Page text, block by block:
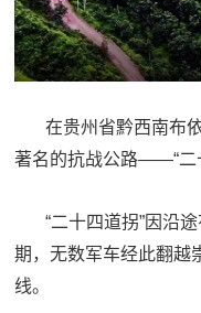
国
防
弟
兵
国
在贵州省黔西南布
著名的抗战公路——“二
“二十四道拐”因沿
期，无数军车经此翻越
线。